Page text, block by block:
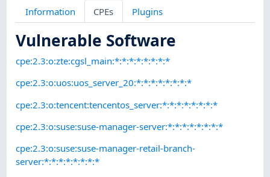
Information CPEs Plugins
Vulnerable Software
cpe:2.3:o:zte:cgsl_main:*:*:*:*:*:*:*:*
cpe:2.3:o:uos:uos_server_20:*:*:*:*:*:*:*:*
cpe:2.3:o:tencent:tencentos_server:*:*:*:*:*:*:*:*
cpe:2.3:o:suse:suse-manager-server:*:*:*:*:*:*:*:*
cpe:2.3:o:suse:suse-manager-retail-branch-
server:*:*:*:*:*:*:*:*